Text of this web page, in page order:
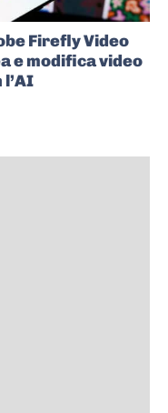
Firefly Video
e modifica video
l’AI